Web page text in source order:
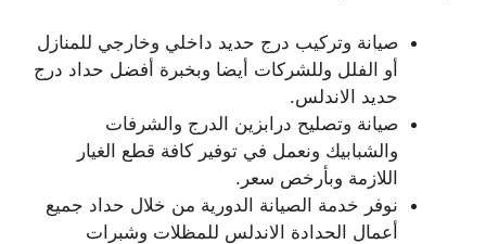
صيانة وتركيب درج حديد داخلي وخارجي للمنازل
أو الفلل وللشركات أيضا وبخبرة أفضل حداد درج
حديد الاندلس.
صيانة وتصليح درابزين الدرج والشرفات
والشبابيك ونعمل في توفير كافة قطع الغيار
اللازمة وبأرخص سعر.
نوفر خدمة الصيانة الدورية من خلال حداد جميع
أعمال الحدادة الاندلس للمظلات وشبرات